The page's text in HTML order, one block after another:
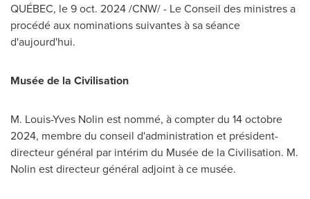
QUÉBEC, le9 oct. 2024/CNW/ - Le Conseil des ministres a
procédé aux nominations suivantes à sa séance
d'aujourd'hui.
Musée de la Civilisation
M. Louis-Yves Nolin est nommé, à compter du 14 octobre
2024, membre du conseil d'administration et président-
directeur général par intérim du Musée de la Civilisation. M.
Nolin est directeur général adjoint à ce musée.